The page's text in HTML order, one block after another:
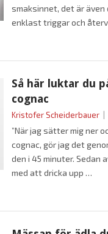
smaksinnet, det är även
enklast triggar och
Så här luktar du
cognac
Kristofer Scheiderbauer
”När jag sätter mig ner
cognac, gör jag det
den i 45 minuter. Sedan
med att dricka upp